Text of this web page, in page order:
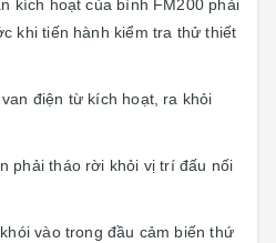
kích hoạt của bình FM200 phải
khi tiến hành kiểm tra thử thiết
điện từ kích hoạt, ra khỏi
phải tháo rời khỏi vị trí đấu nối
vào trong đầu cảm biến thứ